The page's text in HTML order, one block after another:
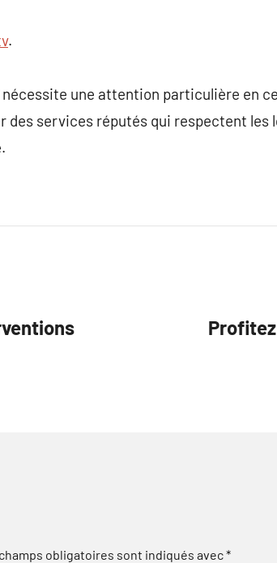
.
nécessite une attention particulière en
services réputés qui respectent les
obligatoires sont indiqués avec*